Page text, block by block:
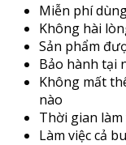
Miễn phí
Không hài
Sản phẩm
Bảo hành tại
Không mất
nào
Thời gian
Làm việc cả